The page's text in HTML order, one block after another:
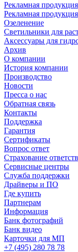
Рекламная продукция
Рекламная продукция
Озеленение
Светильники для
Аксессуары для
Архив
О компании
История компании
Производство
Новости
Пресса о нас
Обратная связь
Контакты
Поддержка
Гарантия
Сертификаты
Вопрос ответ
Страхование
Сервисные центры
Служба поддержки
Драйверы и ПО
Где купить
Партнерам
Информация
Банк фотографий
Банк видео
Карточки для МП
+7 (495) 280 78 78